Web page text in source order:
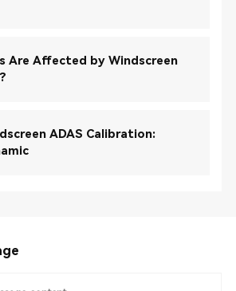
Are Affected by Windscreen
ADAS Calibration: